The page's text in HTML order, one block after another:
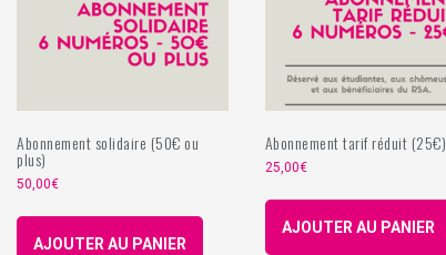
Abonnement solidaire (50€ ou
plus)
50,00€
AJOUTER AU PANIER
Abonnement tarif réduit (25€)
25,00€
AJOUTER AU PANIER